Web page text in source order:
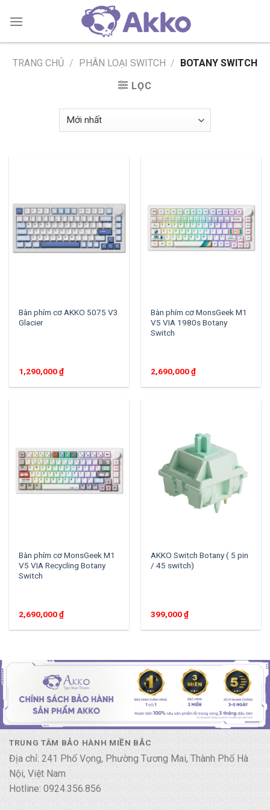
TRANG CHỦ / PHÂN LOẠI SWITCH / BOTANY SWITCH
LỌC
Bàn phím cơ AKKO 5075 V3
Glacier
1,290,000₫
Bàn phím cơ MonsGeek M1
V5 VIA 1980s Botany
Switch
2,690,000₫
Bàn phím cơ MonsGeek M1
V5 VIA Recycling Botany
Switch
2,690,000₫
AKKO Switch Botany ( 5 pin
/ 45 switch)
399,000₫
TRUNG TÂM BẢO HÀNH MIỀN BẮC
Địa chỉ: 241 Phố Vọng, Phường Tương Mai, Thành Phố Hà
Nội, Việt Nam
Hotline: 0924.356.856